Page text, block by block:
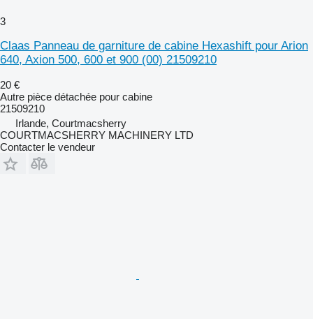
3
Claas Panneau de garniture de cabine Hexashift pour Arion
640, Axion 500, 600 et 900 (00) 21509210
20 €
Autre pièce détachée pour cabine
21509210
Irlande, Courtmacsherry
COURTMACSHERRY MACHINERY LTD
Contacter le vendeur